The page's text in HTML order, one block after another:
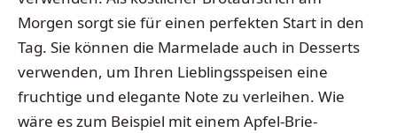
Morgen sorgt sie für einen perfekten Start in den
Tag. Sie können die Marmelade auch in Desserts
verwenden, um Ihren Lieblingsspeisen eine
fruchtige und elegante Note zu verleihen. Wie
wäre es zum Beispiel mit einem Apfel-Brie-